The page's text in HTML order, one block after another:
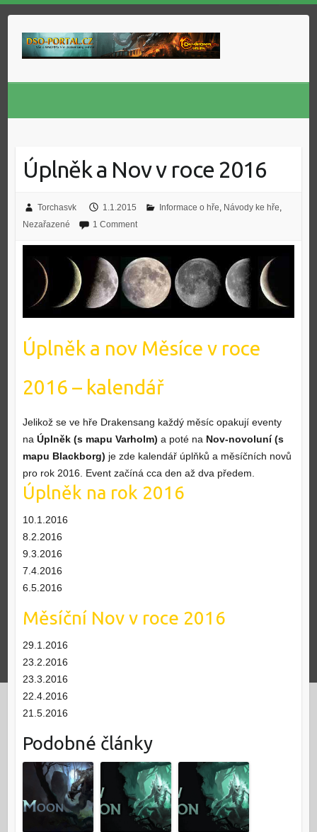
content
Úplněk a Nov v roce 2016
Torchasvk 1.1.2015 Informace o hře, Návody ke hře,
Nezařazené
1 Comment
Úplněk a nov Měsíce v roce
2016 – kalendář
Jelikož se ve hře Drakensang každý měsíc opakují eventy
na Úplněk (s mapu Varholm) a poté na Nov-novoluní (s
mapu Blackborg) je zde kalendář úplňků a měsíčních novů
pro rok 2016. Event začíná cca den až dva předem.
Úplněk na rok 2016
10.1.2016
8.2.2016
9.3.2016
7.4.2016
6.5.2016
Měsíční Nov v roce 2016
29.1.2016
23.2.2016
23.3.2016
22.4.2016
21.5.2016
Podobné články